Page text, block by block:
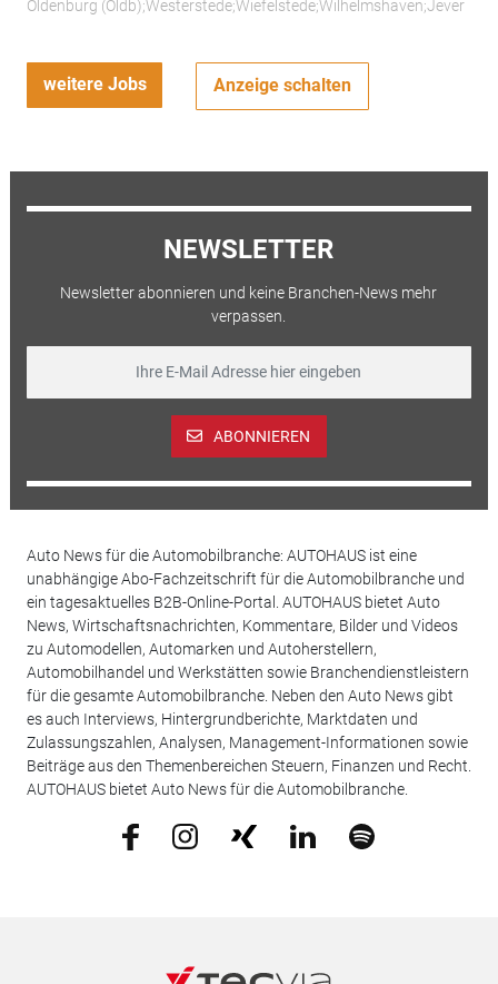
Oldenburg (Oldb);Westerstede;Wiefelstede;Wilhelmshaven;Jever
weitere Jobs Anzeige schalten
NEWSLETTER
Newsletter abonnieren und keine Branchen-News mehr
verpassen.
ABONNIEREN
Auto News für die Automobilbranche: AUTOHAUS ist eine
unabhängige Abo-Fachzeitschrift für die Automobilbranche und
ein tagesaktuelles B2B-Online-Portal. AUTOHAUS bietet Auto
News, Wirtschaftsnachrichten, Kommentare, Bilder und Videos
zu Automodellen, Automarken und Autoherstellern,
Automobilhandel und Werkstätten sowie Branchendienstleistern
für die gesamte Automobilbranche. Neben den Auto News gibt
es auch Interviews, Hintergrundberichte, Marktdaten und
Zulassungszahlen, Analysen, Management-Informationen sowie
Beiträge aus den Themenbereichen Steuern, Finanzen und Recht.
AUTOHAUS bietet Auto News für die Automobilbranche.